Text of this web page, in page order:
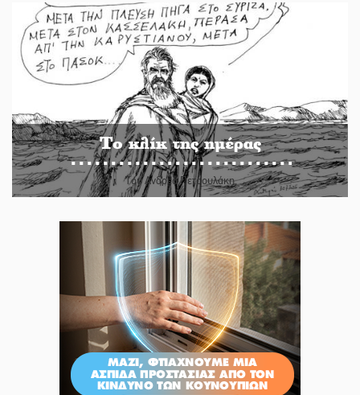
Το κλίκ της ημέρας
Του Ανδρέα Πετρουλάκη